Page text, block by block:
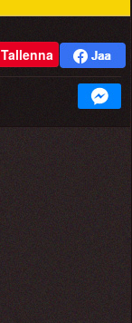
Tallenna